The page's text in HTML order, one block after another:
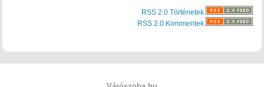
RSS 2.0 Történetek
RSS 2.0 Kommentek